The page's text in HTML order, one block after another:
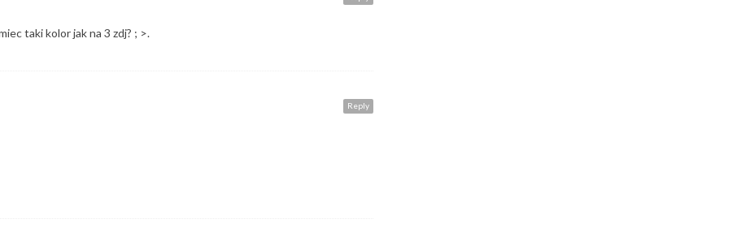
taki kolor jak na 3 zdj? ; >.
Reply